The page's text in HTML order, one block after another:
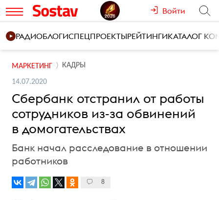
Войти
РАДИОБЛОГИСПЕЦПРОЕКТЫРЕЙТИНГИКАТАЛОГ
МАРКЕТИНГ КАДРЫ
14.07.2020
Сбербанк отстранил от работы
сотрудников из-за обвинений
в домогательствах
Банк начал расследование в отношении
работников
8